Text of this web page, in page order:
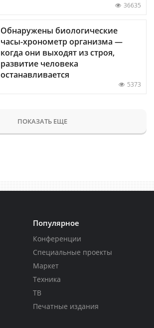
36635
Обнаружены биологические
часы-хронометр организма —
когда они выходят из строя,
развитие человека
останавливается
5373
ПОКАЗАТЬ ЕЩЕ
Популярное
Конференции
Специальные проекты
Маркет
Техника
ТВ
Печатные издания